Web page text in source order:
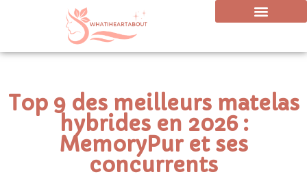
Top 9 des meilleurs matelas
hybrides en 2026 :
MemoryPur et ses
concurrents